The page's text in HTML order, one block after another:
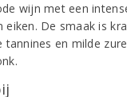
wijn met een
eiken. De smaak is
tannines en milde